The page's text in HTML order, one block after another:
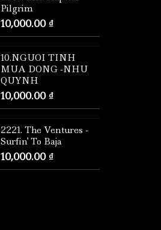
Pilgrim
10,000.00 ₫
10.NGUOI TINH
MUA DONG -NHU
QUYNH
10,000.00 ₫
2221. The Ventures -
Surfin' To Baja
10,000.00 ₫